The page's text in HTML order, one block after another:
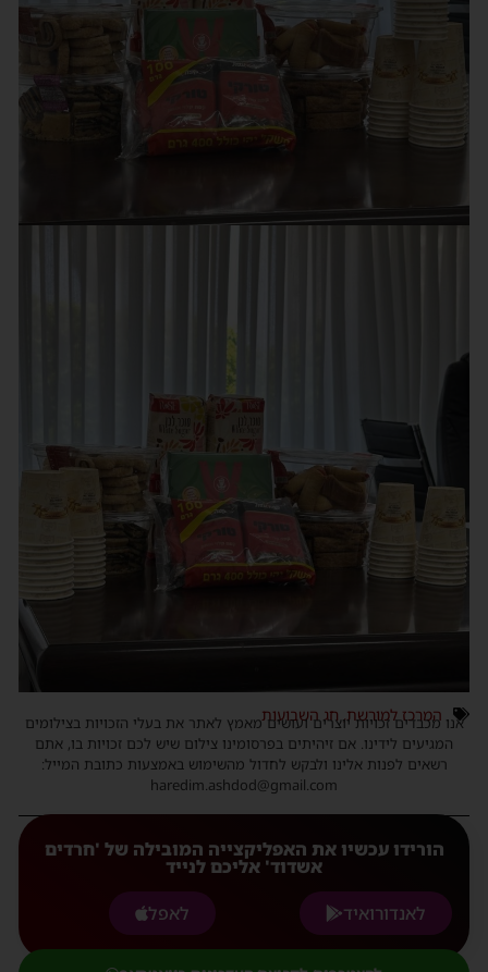
המרכז למורשת, חג השבועות
אנו מכבדים זכויות יוצרים ועושים מאמץ לאתר את בעלי הזכויות בצילומים
המגיעים לידינו. אם זיהיתים בפרסומינו צילום שיש לכם זכויות בו, אתם
רשאים לפנות אלינו ולבקש לחדול מהשימוש באמצעות כתובת המייל:
haredim.ashdod@gmail.com
הורידו עכשיו את האפליקצייה המובילה של 'חרדים
אשדוד' אליכם לנייד
לאנדורואיד
לאפל